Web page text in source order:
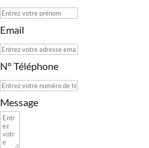
Email
N° Téléphone
Message